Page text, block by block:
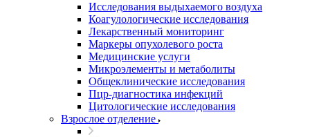
Исследования выдыхаемого воздуха
Коагулологические исследования
Лекарственный мониторинг
Маркеры опухолевого роста
Медицинские услуги
Микроэлементы и метаболиты
Общеклинические исследования
Пцр-диагностика инфекций
Цитологические исследования
Взрослое отделение